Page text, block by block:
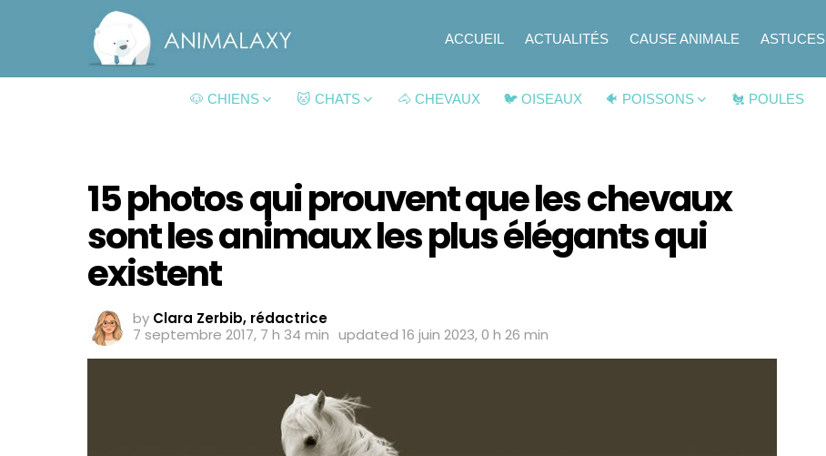
ACCUEIL ACTUALITÉS CAUSE ANIMALE ASTUCES
🐶 CHIENS 🐱 CHATS 🐴 CHEVAUX 🐦 OISEAUX 🐠 POISSONS 🐔 POULES
15 photos qui prouvent que les chevaux
sont les animaux les plus élégants qui
existent
by Clara Zerbib, rédactrice
7 septembre 2017, 7 h 34 min updated 16 juin 2023, 0 h 26 min